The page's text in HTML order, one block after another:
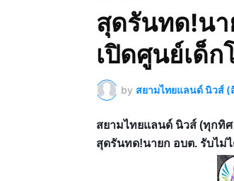
สุดรันทด!น
เปิดศูนย์เด็ก
by สยามไทยแลนด์ นิวส์ (
สยามไทยแลนด์ นิวส์ (ทุกทิ
สุดรันทด!นายก อบต. รับไม่